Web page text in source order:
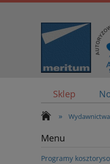
Sklep
» Wydawnictwa
Menu
Programy